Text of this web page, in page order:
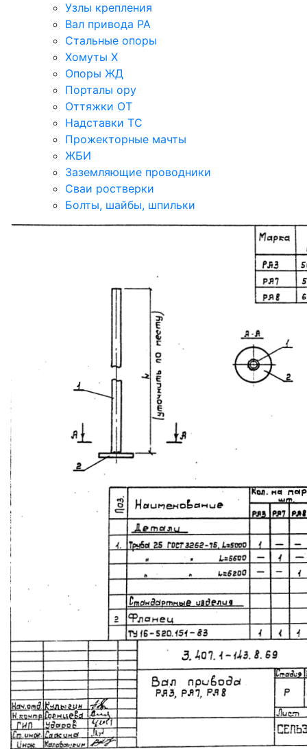
Узлы крепления
Вал привода РА
Стальные опоры
Хомуты Х
Опоры ЖД
Порталы ору
Оттяжки ОТ
Надставки ТС
Прожекторные мачты
ЖБИ
Заземляющие проводники
Сваи ростверки
Болты, шайбы, шпильки